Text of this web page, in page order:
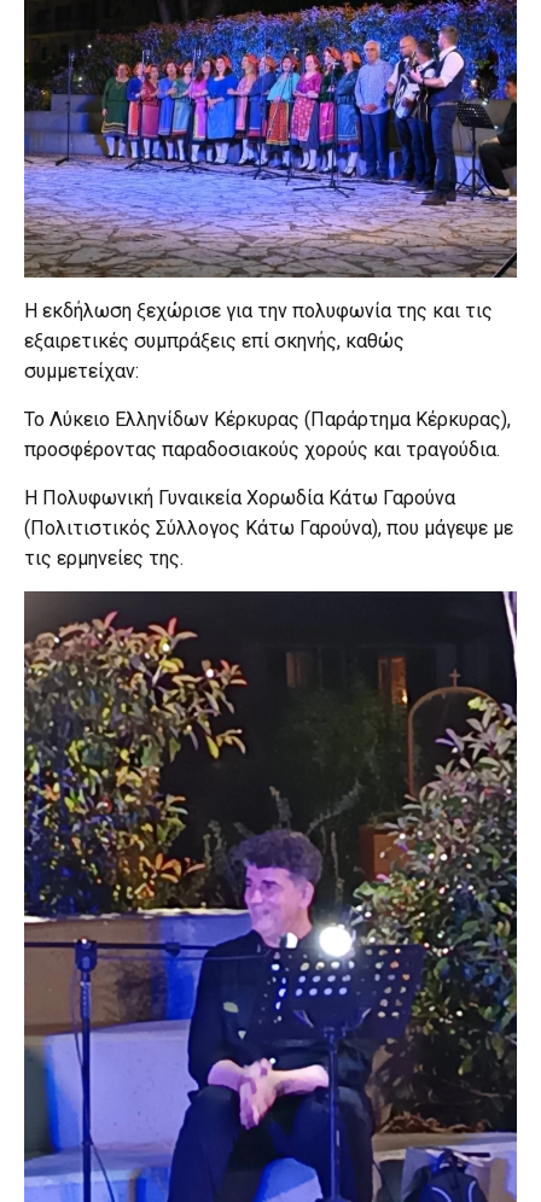
Η εκδήλωση ξεχώρισε για την πολυφωνία της και τις
εξαιρετικές συμπράξεις επί σκηνής, καθώς
συμμετείχαν:
Το Λύκειο Ελληνίδων Κέρκυρας (Παράρτημα Κέρκυρας),
προσφέροντας παραδοσιακούς χορούς και τραγούδια.
Η Πολυφωνική Γυναικεία Χορωδία Κάτω Γαρούνα
(Πολιτιστικός Σύλλογος Κάτω Γαρούνα), που μάγεψε με
τις ερμηνείες της.